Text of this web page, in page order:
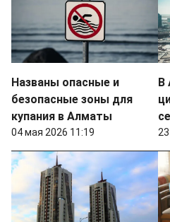
Названы опасные и
безопасные зоны для
купания в Алматы
04 мая 2026 11:19
В